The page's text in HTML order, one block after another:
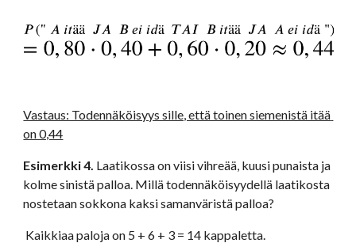
Vastaus: Todennäköisyys sille, että toinen siemenistä itää
on 0,44
Esimerkki 4. Laatikossa on viisi vihreää, kuusi punaista ja
kolme sinistä palloa. Millä todennäköisyydellä laatikosta
nostetaan sokkona kaksi samanväristä palloa?